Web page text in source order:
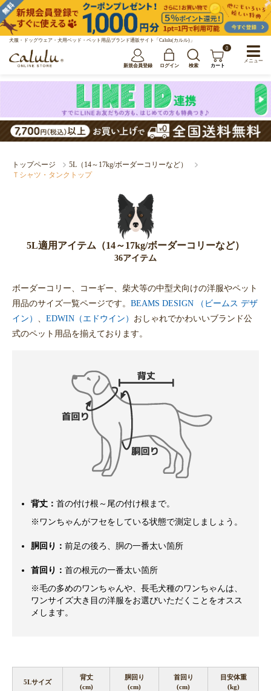
犬服・ドッグウェア・犬用ベッド・ペット用品ブランド通販サイト「Calulu(カルル)」
新規会員登録 ログイン 検索
0
カート
トップページ
5L（14～17kg/ボーダーコリーなど）
Ｔシャツ・タンクトップ
5L適用アイテム（14～17kg/ボーダーコリーなど）
36アイテム
ボーダーコリー、コーギー、柴犬等の中型犬向けの洋服やペット
用品のサイズ一覧ページです。 BEAMS DESIGN （ビームス デザ
イン）
EDWIN（エドウイン） おしゃれでかわいいブランド公
式のペット用品を揃えております。
背丈： 首の付け根～尾の付け根まで。
※ワンちゃんがフセをしている状態で測定しましょう。
胴回り： 前足の後ろ、胴の一番太い箇所
首回り： 首の根元の一番太い箇所
※毛の多めのワンちゃんや、長毛犬種のワンちゃんは、
ワンサイズ大き目の洋服をお選びいただくことをオスス
メします。
5Lサイズ
背丈
(cm)
胴回り
(cm)
首回り
(cm)
目安体重
(kg)
メニュー